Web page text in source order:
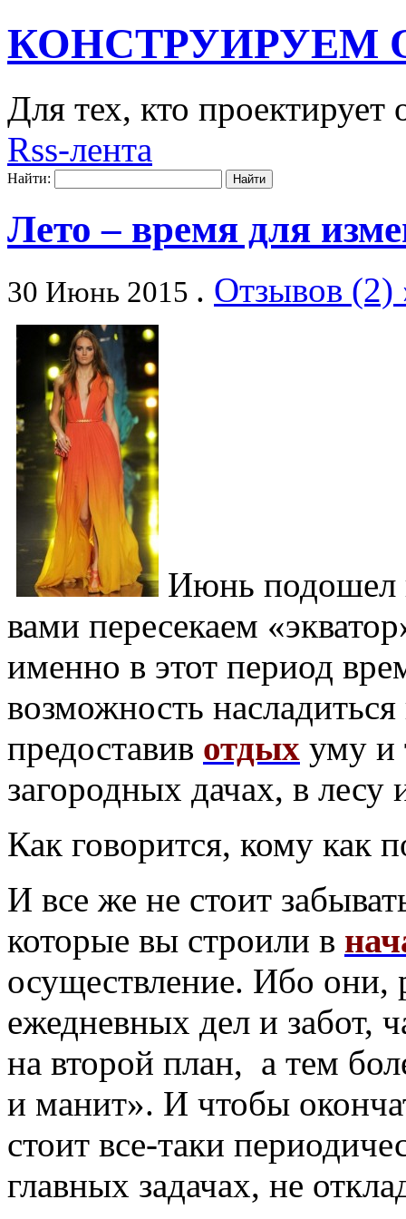
КОНСТРУИРУЕМ
Для тех, кто проектирует
Rss-лента
Найти:
Лето – время для
30 Июнь 2015 . Отзывов (2)
Июнь подошел
вами пересекаем
именно в этот период
возможность
предоставив отдых уму и
загородных дачах, в лесу
Как говорится, кому как
И все же не стоит
которые вы строили в
осуществление. Ибо они,
ежедневных дел и забот,
на второй план, а тем
и манит». И чтобы
стоит все-таки
главных задачах, не